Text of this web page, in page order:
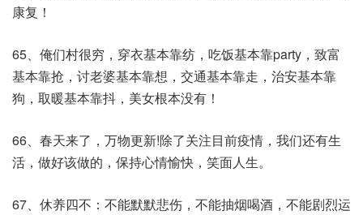
康复！
65、俺们村很穷，穿衣基本靠纺，吃饭基本靠party，致富
基本靠抢，讨老婆基本靠想，交通基本靠走，治安基本靠
狗，取暖基本靠抖，美女根本没有！
66、春天来了，万物更新!除了关注目前疫情，我们还有生
活，做好该做的，保持心情愉快，笑面人生。
67、休养四不：不能默默悲伤，不能抽烟喝酒，不能剧烈运